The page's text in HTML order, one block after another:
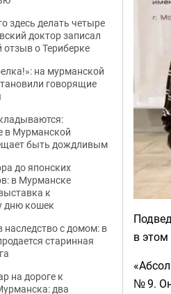
в
№ 9.
здесь делать четыре
доктор записал
о Териберке
на мурманской
говорящие
в Мурманской
быть дождливым
до японских
в Мурманске
к
дню кошек
наследство с домом: в
старинная
на дороге к
два